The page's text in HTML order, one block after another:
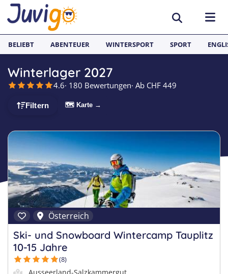
AKTIVITÄTEN
Sportcamps
Surfcamps
Outdoorcamps
Fussballcamps
Segelcamps
Tenniscamps
Tanzcamps
Skilager
REISEZIELE
Basel
Bern
Freiburg
Graubünden
Luzern
Tessin
Waadt
SPRACHFERIEN
Sprachreisen
Englisch Sprachferien England
Sprachferien Frankreich
Sprachferien Spanien
Sprachferien in der Schweiz
Englisch Sprachferien USA
Englisch Sprachferien Malta
JUGENDREISEN
Spanien
Italien
Deutschland
Frankreich
Portugal
Österreich
BELIEBT ABENTEUER WINTERSPORT SPORT
Winterlager 2027
4.6· 180 Bewertungen· Ab CHF 449
Filtern 🗺 Karte →
Österreich
Ski- und Snowboard Wintercamp Tauplitz
10-15 Jahre
(8)